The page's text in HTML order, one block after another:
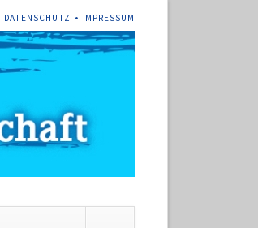
DATENSCHUTZ IMPRESSUM